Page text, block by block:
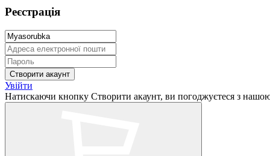
Реєстрація
Увійти
Натискаючи кнопку Створити акаунт, ви погоджуєтеся з